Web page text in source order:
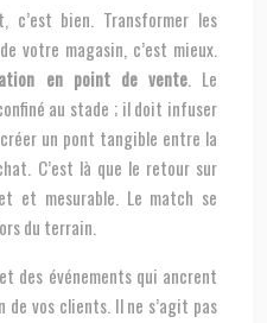
c’est bien. Transformer les
votre magasin, c’est mieux.
en point de vente. Le
au stade ; il doit infuser
un pont tangible entre la
C’est là que le retour sur
et mesurable. Le match se
du terrain.
des événements qui ancrent
vos clients. Il ne s’agit pas